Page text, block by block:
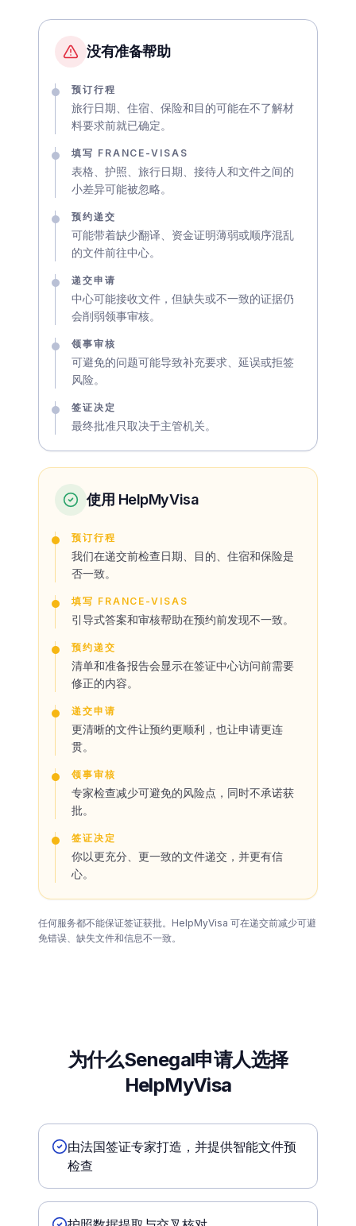
没有准备帮助
预订行程
旅行日期、住宿、保险和目的可能在不了解材
料要求前就已确定。
填写 FRANCE-VISAS
表格、护照、旅行日期、接待人和文件之间的
小差异可能被忽略。
预约递交
可能带着缺少翻译、资金证明薄弱或顺序混乱
的文件前往中心。
递交申请
中心可能接收文件，但缺失或不一致的证据仍
会削弱领事审核。
领事审核
可避免的问题可能导致补充要求、延误或拒签
风险。
签证决定
最终批准只取决于主管机关。
使用 HelpMyVisa
预订行程
我们在递交前检查日期、目的、住宿和保险是
否一致。
填写 FRANCE-VISAS
引导式答案和审核帮助在预约前发现不一致。
预约递交
清单和准备报告会显示在签证中心访问前需要
修正的内容。
递交申请
更清晰的文件让预约更顺利，也让申请更连
贯。
领事审核
专家检查减少可避免的风险点，同时不承诺获
批。
签证决定
你以更充分、更一致的文件递交，并更有信
心。
任何服务都不能保证签证获批。HelpMyVisa 可在递交前减少可避
免错误、缺失文件和信息不一致。
为什么Senegal申请人选择
HelpMyVisa
由法国签证专家打造，并提供智能文件预
检查